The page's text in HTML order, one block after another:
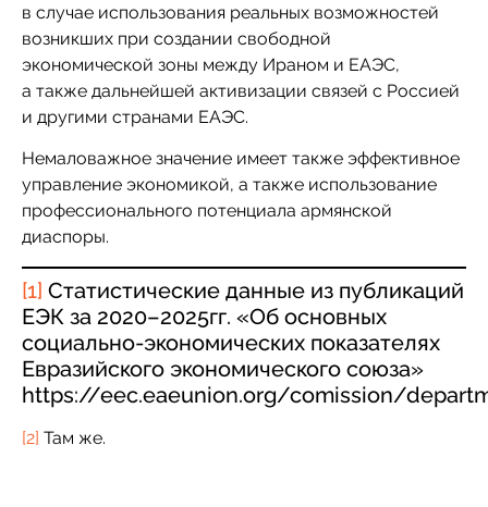
в случае использования реальных возможностей
возникших при создании свободной
экономической зоны между Ираном и ЕАЭС,
а также дальнейшей активизации связей с Россией
и другими странами ЕАЭС.
Немаловажное значение имеет также эффективное
управление экономикой, а также использование
профессионального потенциала армянской
диаспоры.
[1] Статистические данные из публикаций
ЕЭК за 2020–2025гг. «Об основных
социально-экономических показателях
Евразийского экономического союза»
https://eec.eaeunion.org/comission/
[2] Там же.